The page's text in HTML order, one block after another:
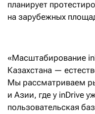
планирует
на зарубежных
«Масштабирование
Казахстана —
Мы рассматриваем
и Азии, где у inDrive
пользовательская